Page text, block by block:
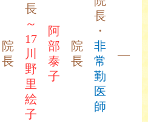
院
長
長
～
17
川
野
里
絵
子
阿
部
泰
子
院
長
長
・
非
常
勤
医
師
―